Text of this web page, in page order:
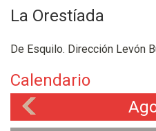
La Orestíada
De Esquilo. Dirección Levón
Calendario